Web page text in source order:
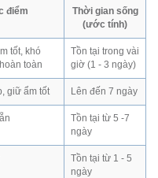
điểm
Thời gian sống
(ước tính)
tốt, khó
toàn
Tồn tại trong vài
giờ (1 - 3 ngày)
giữ ẩm tốt Lên đến 7 ngày
Tồn tại từ 5 -7
ngày
Tồn tại từ 1 - 5
ngày